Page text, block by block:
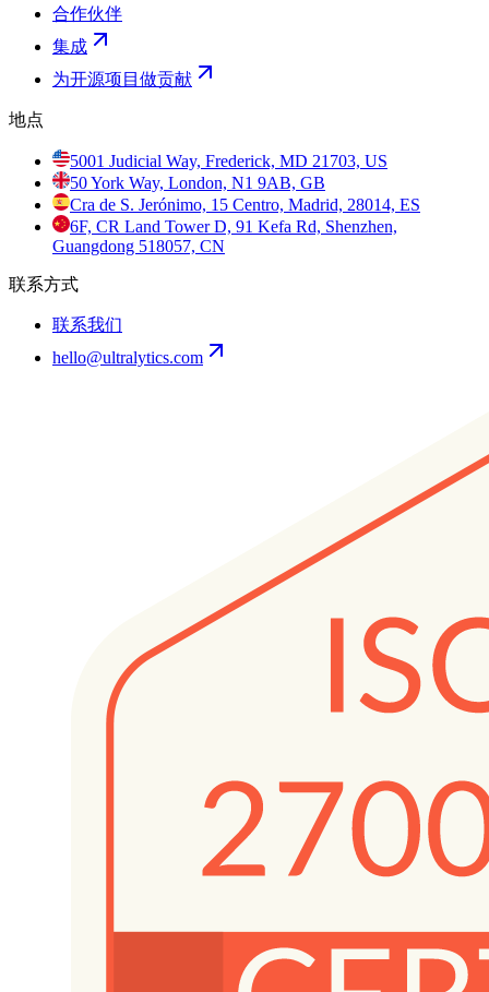
合作伙伴
集成
为开源项目做贡献
地点
5001 Judicial Way, Frederick, MD 21703, US
50 York Way, London, N1 9AB, GB
Cra de S. Jerónimo, 15 Centro, Madrid, 28014, ES
6F, CR Land Tower D, 91 Kefa Rd, Shenzhen,
Guangdong 518057, CN
联系方式
联系我们
hello@ultralytics.com